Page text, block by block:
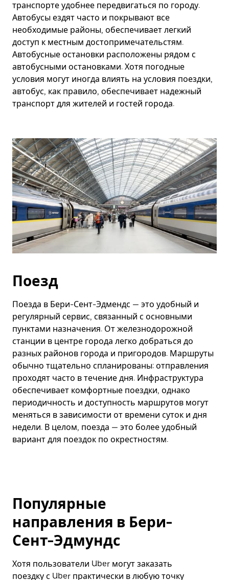
транспорте удобнее передвигаться по городу.
Автобусы ездят часто и покрывают все
необходимые районы, обеспечивает легкий
доступ к местным достопримечательстям.
Автобусные остановки расположены рядом с
автобусными остановками. Хотя погодные
условия могут иногда влиять на условия поездки,
автобус, как правило, обеспечивает надежный
транспорт для жителей и гостей города.
Поезд
Поезда в Бери-Сент-Эдмендс — это удобный и
регулярный сервис, связанный с основными
пунктами назначения. От железнодорожной
станции в центре города легко добраться до
разных районов города и пригородов. Маршруты
обычно тщательно спланированы: отправления
проходят часто в течение дня. Инфраструктура
обеспечивает комфортные поездки, однако
периодичность и доступность маршрутов могут
меняться в зависимости от времени суток и дня
недели. В целом, поезда — это более удобный
вариант для поездок по окрестностям.
Популярные
направления в Бери-
Сент-Эдмундс
Хотя пользователи Uber могут заказать
поездку с Uber практически в любую точку